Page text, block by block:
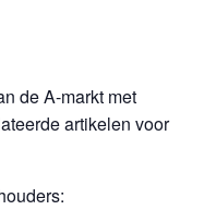
de A-markt met
artikelen voor